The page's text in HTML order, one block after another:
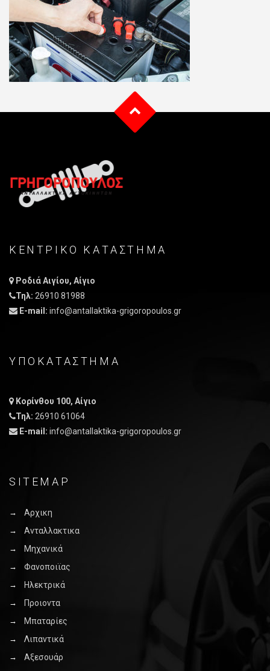
ΚΕΝΤΡΙΚO ΚΑΤAΣΤΗΜΑ
Ροδιά Αιγίου, Αίγιο
Τηλ: 26910 81988
E-mail: info@antallaktika-grigoropoulos.gr
ΥΠΟΚΑΤΑΣΤΗΜΑ
Κορίνθου 100, Αίγιο
Τηλ: 26910 61064
E-mail: info@antallaktika-grigoropoulos.gr
SITEMAP
Αρχικη
Ανταλλακτικα
Μηχανικά
Φανοποιϊας
Ηλεκτρικά
Προιοντα
Μπαταρίες
Λιπαντικά
Αξεσουάρ